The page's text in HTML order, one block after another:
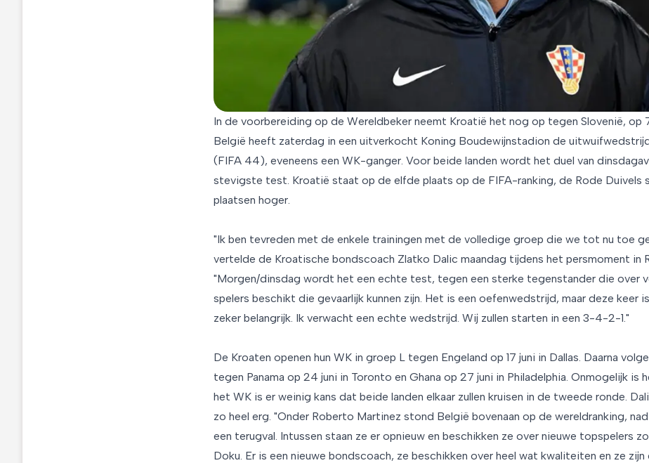
In de voorbereiding op de Wereldbeker neemt Kroatië het nog op tegen Slovenië, op 7
België heeft zaterdag in een uitverkocht Koning Boudewijnstadion de
(FIFA 44), eveneens een WK-ganger. Voor beide landen wordt het duel van
stevigste test. Kroatië staat op de elfde plaats op de FIFA-ranking, de Rode Duivels
plaatsen hoger.
"Ik ben tevreden met de enkele trainingen met de volledige groep die we tot nu toe
vertelde de Kroatische bondscoach Zlatko Dalic maandag tijdens het persmoment in
"Morgen/dinsdag wordt het een echte test, tegen een sterke tegenstander die over
spelers beschikt die gevaarlijk kunnen zijn. Het is een oefenwedstrijd, maar deze keer
zeker belangrijk. Ik verwacht een echte wedstrijd. Wij zullen starten in een 3-4-2-1."
De Kroaten openen hun WK in groep L tegen Engeland op 17 juni in Dallas. Daarna
tegen Panama op 24 juni in Toronto en Ghana op 27 juni in Philadelphia. Onmogelijk is
het WK is er weinig kans dat beide landen elkaar zullen kruisen in de tweede ronde.
zo heel erg. "Onder Roberto Martinez stond België bovenaan op de wereldranking,
een terugval. Intussen staan ze er opnieuw en beschikken ze over nieuwe topspelers
Doku. Er is een nieuwe bondscoach, ze beschikken over heel wat kwaliteiten en ze